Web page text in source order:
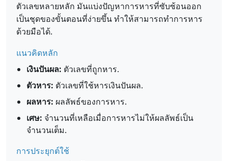
ตัวเลขหลายหลัก มันแบ่งปัญหาการหารที่ซับซ้อนออก
เป็นชุดของขั้นตอนที่ง่ายขึ้น ทำให้สามารถทำการหาร
ด้วยมือได้.
แนวคิดหลัก
เงินปันผล: ตัวเลขที่ถูกหาร.
ตัวหาร: ตัวเลขที่ใช้หารเงินปันผล.
ผลหาร: ผลลัพธ์ของการหาร.
เศษ: จำนวนที่เหลือเมื่อการหารไม่ให้ผลลัพธ์เป็น
จำนวนเต็ม.
การประยุกต์ใช้